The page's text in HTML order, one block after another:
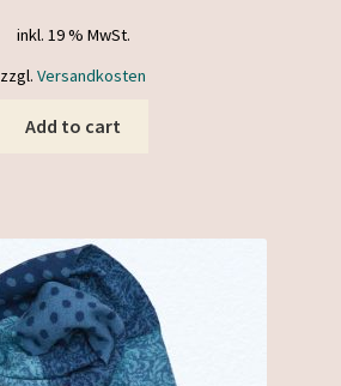
inkl. 19 % MwSt.
zzgl. Versandkosten
Add to cart